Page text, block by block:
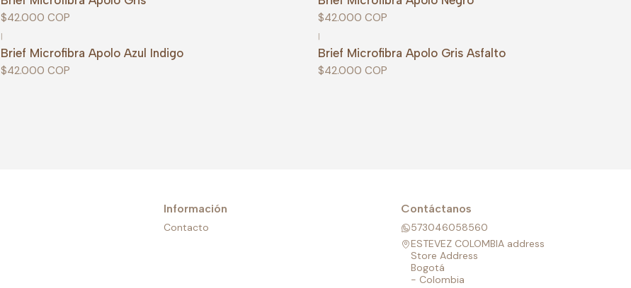
$42.000 COP
$42.000 COP
|
Brief Microfibra Apolo Azul Indigo
$42.000 COP
|
Brief Microfibra Apolo Gris Asfalto
$42.000 COP
Información
Contacto
Contáctanos
573046058560
ESTEVEZ COLOMBIA address
Store Address
Bogotá
- Colombia